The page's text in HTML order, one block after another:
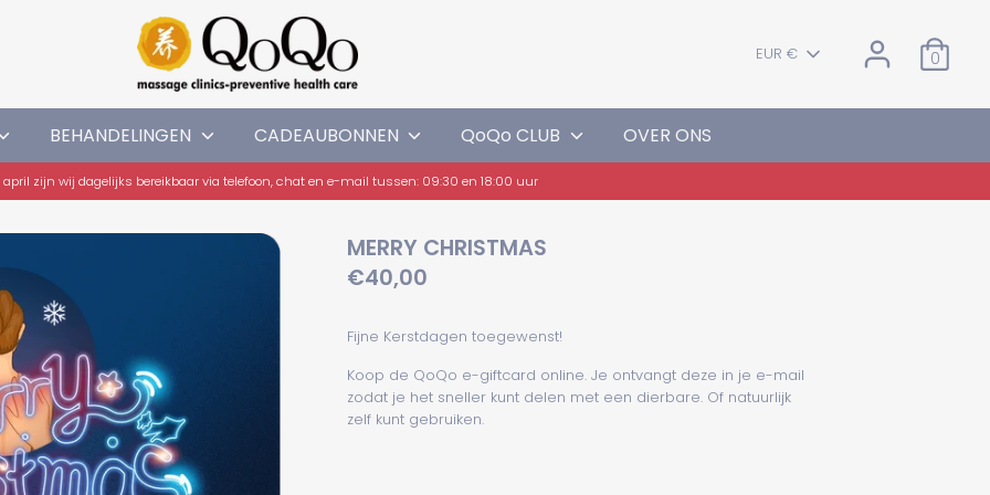
VALUTA
EUR € 0
BEHANDELINGEN CADEAUBONNEN QoQo CLUB OVER ONS
april zijn wij dagelijks bereikbaar via telefoon, chat en e-mail tussen: 09:30 en 18:00 uur
MERRY CHRISTMAS
€40,00
Fijne Kerstdagen toegewenst!
Koop de QoQo e-giftcard online. Je ontvangt deze in je e-mail
zodat je het sneller kunt delen met een dierbare. Of natuurlijk
zelf kunt gebruiken.